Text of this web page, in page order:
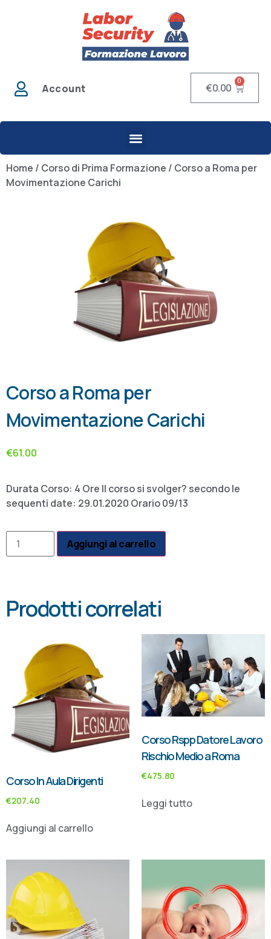
Account €0.00
0
Home / Corso di Prima Formazione / Corso a Roma per
Movimentazione Carichi
Corso a Roma per
Movimentazione Carichi
€61.00
Durata Corso: 4 Ore Il corso si svolger? secondo le
sequenti date: 29.01.2020 Orario 09/13
Aggiungi al carrello
Prodotti correlati
Corso In Aula Dirigenti
€207.40
Aggiungi al carrello
Corso Rspp Datore Lavoro
Rischio Medio a Roma
€475.80
Leggi tutto